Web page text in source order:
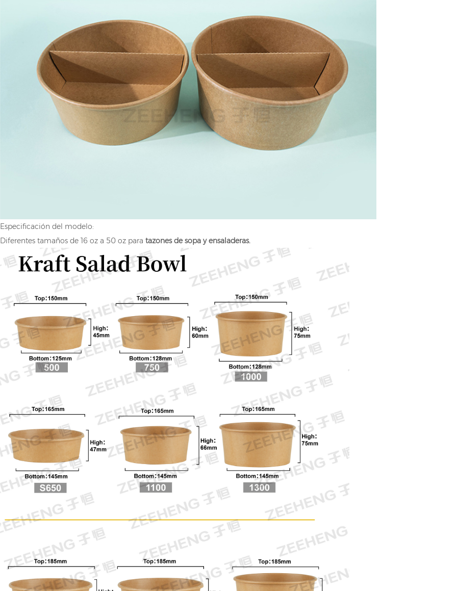
Especificación del modelo:
Diferentes tamaños de 16 oz a 50 oz para tazones de sopa y ensaladeras.